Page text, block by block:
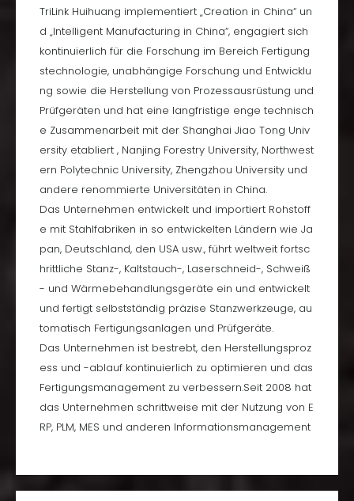
TriLink Huihuang implementiert „Creation in China“ un
d „Intelligent Manufacturing in China“, engagiert sich
kontinuierlich für die Forschung im Bereich Fertigung
stechnologie, unabhängige Forschung und Entwicklu
ng sowie die Herstellung von Prozessausrüstung und
Prüfgeräten und hat eine langfristige enge technisch
e Zusammenarbeit mit der Shanghai Jiao Tong Univ
ersity etabliert , Nanjing Forestry University, Northwest
ern Polytechnic University, Zhengzhou University und
andere renommierte Universitäten in China.
Das Unternehmen entwickelt und importiert Rohstoff
e mit Stahlfabriken in so entwickelten Ländern wie Ja
pan, Deutschland, den USA usw., führt weltweit fortsc
hrittliche Stanz-, Kaltstauch-, Laserschneid-, Schweiß
- und Wärmebehandlungsgeräte ein und entwickelt
und fertigt selbstständig präzise Stanzwerkzeuge, au
tomatisch Fertigungsanlagen und Prüfgeräte.
Das Unternehmen ist bestrebt, den Herstellungsproz
ess und -ablauf kontinuierlich zu optimieren und das
Fertigungsmanagement zu verbessern.Seit 2008 hat
das Unternehmen schrittweise mit der Nutzung von E
RP, PLM, MES und anderen Informationsmanagement